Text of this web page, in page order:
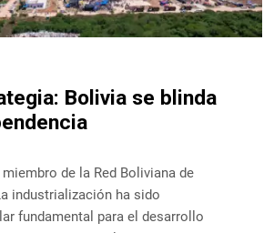
Bolivia se blinda
de la Red Boliviana de
industrialización ha sido
fundamental para el desarrollo